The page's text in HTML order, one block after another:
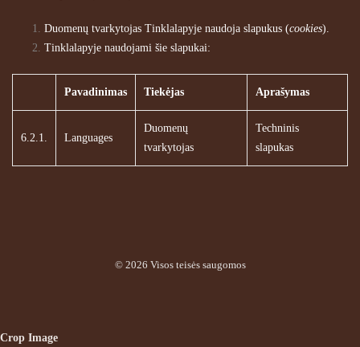
Duomenų tvarkytojas Tinklalapyje naudoja slapukus (cookies).
Tinklalapyje naudojami šie slapukai:
Pavadinimas Tiekėjas Aprašymas
6.2.1. Languages
Duomenų
tvarkytojas
Techninis
slapukas
© 2026 Visos teisės saugomos
Crop Image